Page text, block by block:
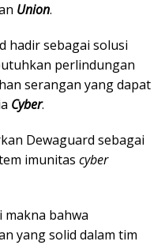
Union.
hadir sebagai solusi
perlindungan
serangan yang dapat
Cyber.
Dewaguard sebagai
imunitas cyber
makna bahwa
yang solid dalam tim